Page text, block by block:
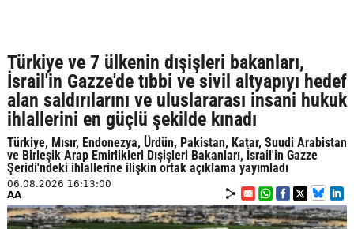
Türkiye ve 7 ülkenin dışişleri bakanları,
İsrail'in Gazze'de tıbbi ve sivil altyapıyı hedef
alan saldırılarını ve uluslararası insani hukuk
ihlallerini en güçlü şekilde kınadı
Türkiye, Mısır, Endonezya, Ürdün, Pakistan, Katar, Suudi Arabistan
ve Birleşik Arap Emirlikleri Dışişleri Bakanları, İsrail'in Gazze
Şeridi'ndeki ihlallerine ilişkin ortak açıklama yayımladı
06.08.2026 16:13:00
AA